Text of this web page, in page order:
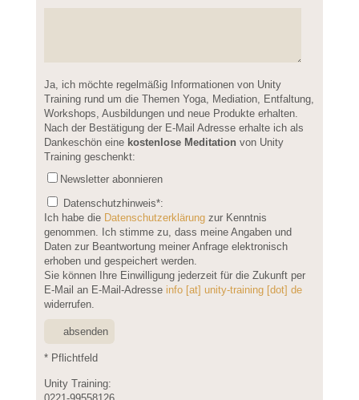
Please leave this field empty.
Ja, ich möchte regelmäßig Informationen von Unity
Training rund um die Themen Yoga, Mediation, Entfaltung,
Workshops, Ausbildungen und neue Produkte erhalten.
Nach der Bestätigung der E-Mail Adresse erhalte ich als
Dankeschön eine kostenlose Meditation von Unity
Training geschenkt:
Newsletter abonnieren
Datenschutzhinweis*:
Ich habe die Datenschutzerklärungzur Kenntnis
genommen. Ich stimme zu, dass meine Angaben und
Daten zur Beantwortung meiner Anfrage elektronisch
erhoben und gespeichert werden.
Sie können Ihre Einwilligung jederzeit für die Zukunft per
E-Mail an E-Mail-Adresse info [at] unity-training [dot] de
widerrufen.
* Pflichtfeld
Unity Training: